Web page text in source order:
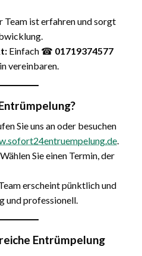
Team ist erfahren und sorgt
Einfach ☎︎ 01719374577
vereinbaren.
Sie uns an oder besuchen
.
Wählen Sie einen Termin, der
erscheint pünktlich und
und professionell.
Entrümpelung